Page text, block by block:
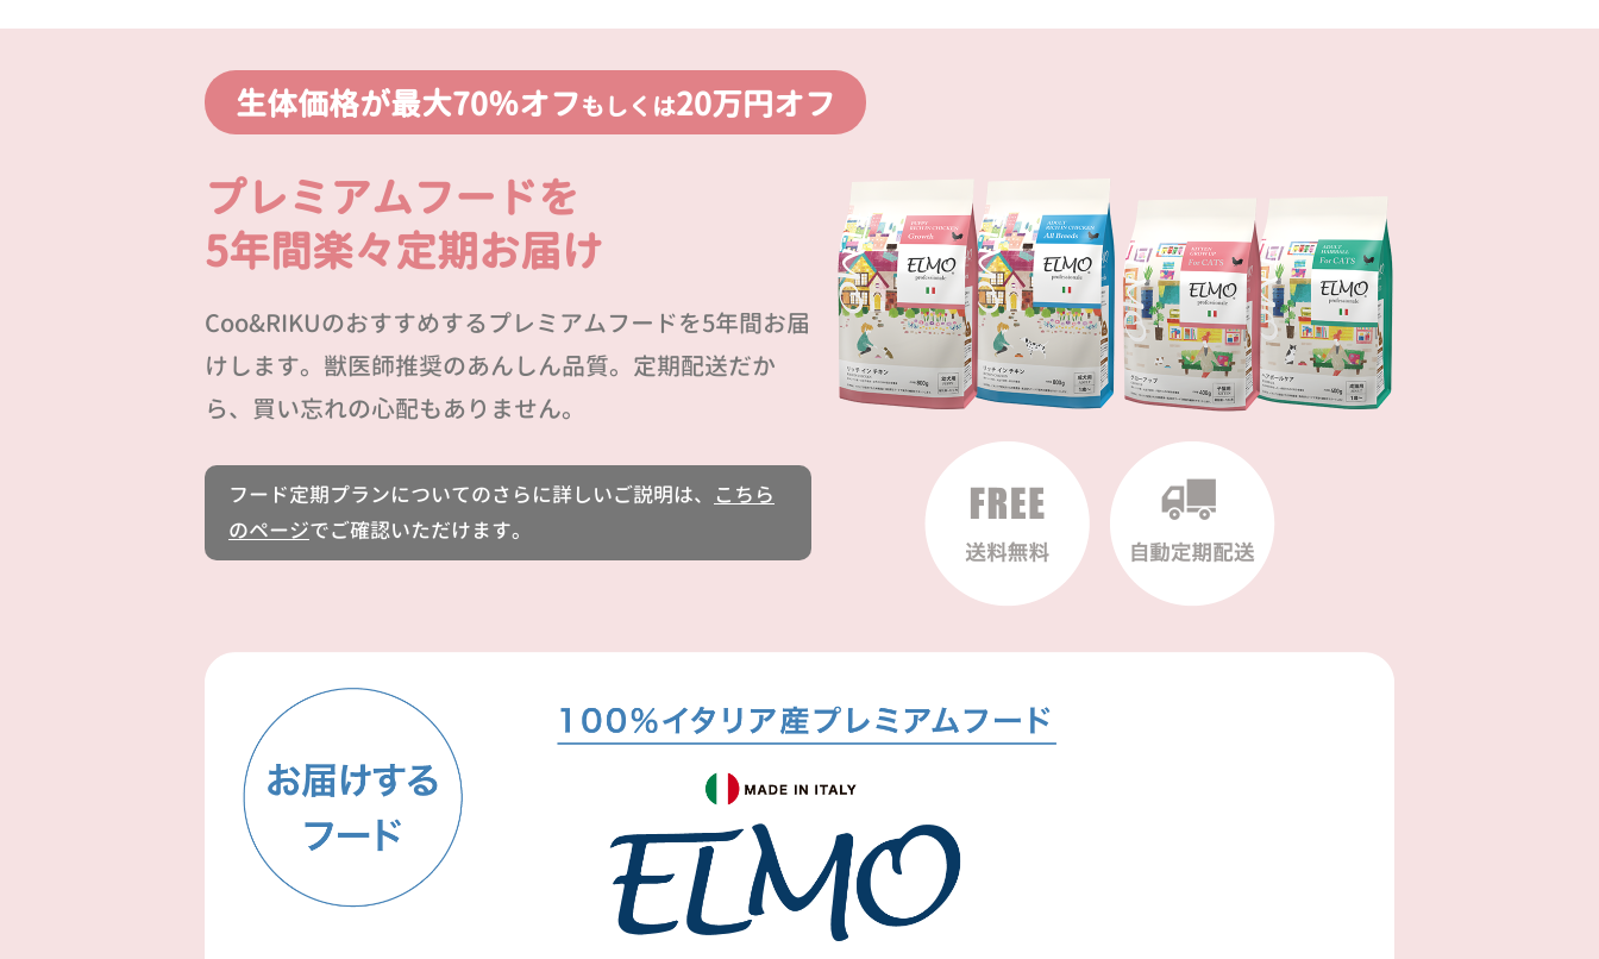
生体価格が最大70％オフもしくは20万円オフ
プレミアムフードを
5年間楽々定期お届け
Coo&RIKUのおすすめするプレミアムフードを5年間お届
けします。獣医師推奨のあんしん品質。定期配送だか
ら、買い忘れの心配もありません。
フード定期プランについてのさらに詳しいご説明は、
こちら
のページでご確認いただけます。